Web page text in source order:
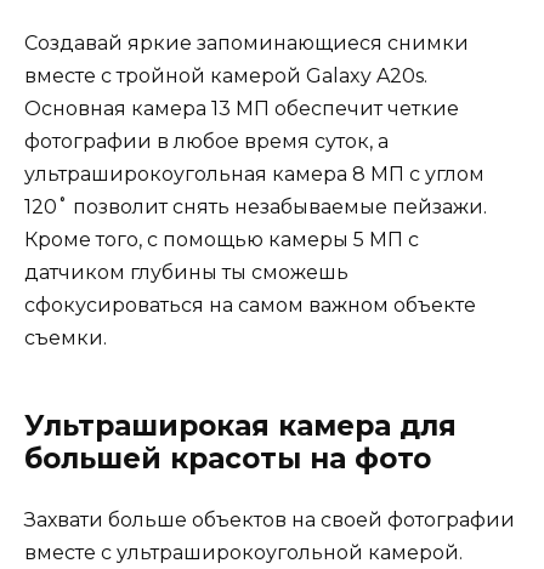
Создавай яркие запоминающиеся снимки
вместе с тройной камерой Galaxy A20s.
Основная камера 13 МП обеспечит четкие
фотографии в любое время суток, а
ультраширокоугольная камера 8 МП с углом
120˚ позволит снять незабываемые пейзажи.
Кроме того, c помощью камеры 5 МП с
датчиком глубины ты сможешь
сфокусироваться на самом важном объекте
съемки.
Ультраширокая камера для
большей красоты на фото
Захвати больше объектов на своей фотографии
вместе с ультраширокоугольной камерой.